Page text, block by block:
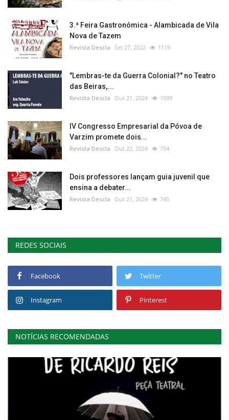
3.ª Feira Gastronómica - Alambicada de Vila
Nova de Tazem
Revista Descla Set 27, 2022 1119
"Lembras-te da Guerra Colonial?" no Teatro
das Beiras,...
Revista Descla Out 21, 2024 1099
IV Congresso Empresarial da Póvoa de
Varzim promete dois...
Revista Descla Out 22, 2024 754
Dois professores lançam guia juvenil que
ensina a debater...
Revista Descla Out 21, 2024 745
REDES SOCIAIS
Facebook Twitter
Instagram Pinterest
NOTÍCIAS RECOMENDADAS